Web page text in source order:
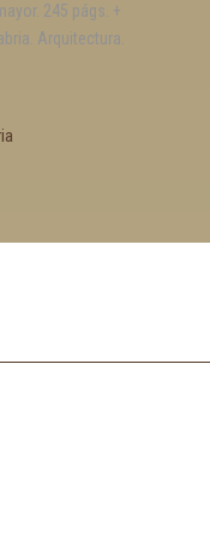
245 págs. +
Arquitectura.